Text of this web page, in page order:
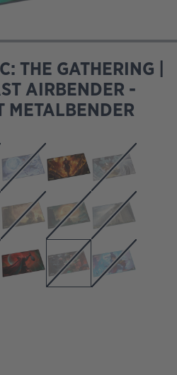
THE GATHERING |
AIRBENDER -
METALBENDER